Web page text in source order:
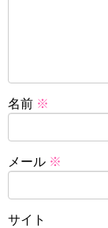
名前 ※
メール ※
サイト